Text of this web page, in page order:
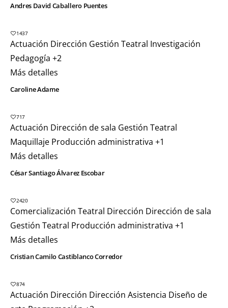
Andres David Caballero Puentes
1437
Actuación Dirección Gestión Teatral Investigación
Pedagogía +2
Más detalles
Caroline Adame
717
Actuación Dirección de sala Gestión Teatral
Maquillaje Producción administrativa +1
Más detalles
César Santiago Álvarez Escobar
2420
Comercialización Teatral Dirección Dirección de sala
Gestión Teatral Producción administrativa +1
Más detalles
Cristian Camilo Castiblanco Corredor
874
Actuación Dirección Dirección Asistencia Diseño de